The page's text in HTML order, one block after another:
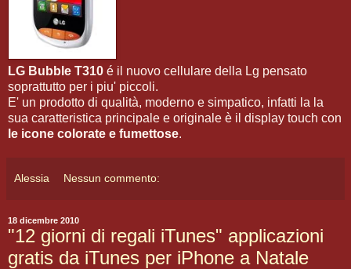
LG Bubble T310 é il nuovo cellulare della Lg pensato
soprattutto per i piu' piccoli.
E' un prodotto di qualità, moderno e simpatico, infatti la la
sua caratteristica principale e originale è il display touch con
le icone colorate e fumettose.
Alessia Nessun commento:
18 dicembre 2010
"12 giorni di regali iTunes" applicazioni
gratis da iTunes per iPhone a Natale